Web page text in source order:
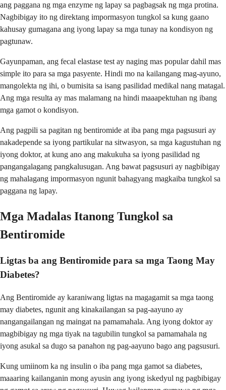
ang paggana ng mga enzyme ng lapay sa pagbagsak ng mga protina.
Nagbibigay ito ng direktang impormasyon tungkol sa kung gaano
kahusay gumagana ang iyong lapay sa mga tunay na kondisyon ng
pagtunaw.
Gayunpaman, ang fecal elastase test ay naging mas popular dahil mas
simple ito para sa mga pasyente. Hindi mo na kailangang mag-ayuno,
mangolekta ng ihi, o bumisita sa isang pasilidad medikal nang matagal.
Ang mga resulta ay mas malamang na hindi maaapektuhan ng ibang
mga gamot o kondisyon.
Ang pagpili sa pagitan ng bentiromide at iba pang mga pagsusuri ay
nakadepende sa iyong partikular na sitwasyon, sa mga kagustuhan ng
iyong doktor, at kung ano ang makukuha sa iyong pasilidad ng
pangangalagang pangkalusugan. Ang bawat pagsusuri ay nagbibigay
ng mahalagang impormasyon ngunit bahagyang magkaiba tungkol sa
paggana ng lapay.
Mga Madalas Itanong Tungkol sa
Bentiromide
Ligtas ba ang Bentiromide para sa mga Taong May
Diabetes?
Ang Bentiromide ay karaniwang ligtas na magagamit sa mga taong
may diabetes, ngunit ang kinakailangan sa pag-aayuno ay
nangangailangan ng maingat na pamamahala. Ang iyong doktor ay
magbibigay ng mga tiyak na tagubilin tungkol sa pamamahala ng
iyong asukal sa dugo sa panahon ng pag-aayuno bago ang pagsusuri.
Kung umiinom ka ng insulin o iba pang mga gamot sa diabetes,
maaaring kailanganin mong ayusin ang iyong iskedyul ng pagbibigay